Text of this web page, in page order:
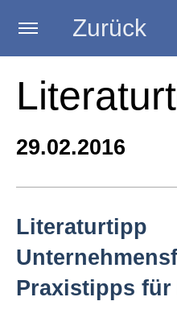
Zurück
Startseite
BLOG
Seminare
29.02.2016
Literaturtipp
Praxistipps für